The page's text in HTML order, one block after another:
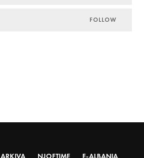
FOLLOW
ARKIVA NJOFTIME E-ALBANIA